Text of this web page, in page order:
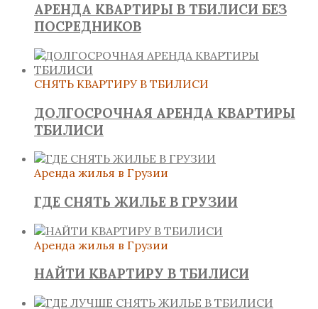
АРЕНДА КВАРТИРЫ В ТБИЛИСИ БЕЗ
ПОСРЕДНИКОВ
СНЯТЬ КВАРТИРУ В ТБИЛИСИ
ДОЛГОСРОЧНАЯ АРЕНДА КВАРТИРЫ
ТБИЛИСИ
Аренда жилья в Грузии
ГДЕ СНЯТЬ ЖИЛЬЕ В ГРУЗИИ
Аренда жилья в Грузии
НАЙТИ КВАРТИРУ В ТБИЛИСИ